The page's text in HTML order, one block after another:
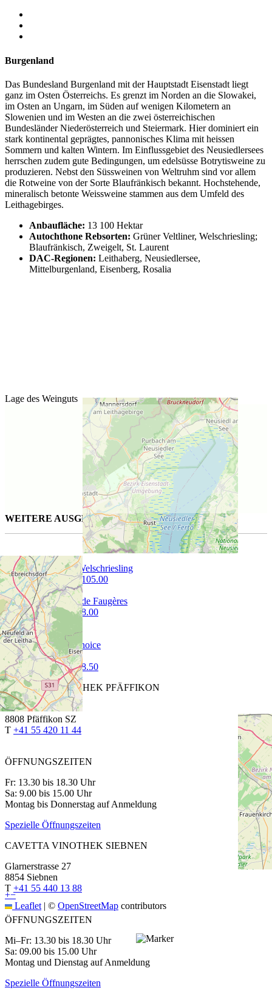
Burgenland
Das Bundesland Burgenland mit der Hauptstadt Eisenstadt liegt
ganz im Osten Österreichs. Es grenzt im Norden an die Slowakei,
im Osten an Ungarn, im Süden auf wenigen Kilometern an
Slowenien und im Westen an die zwei österreichischen
Bundesländer Niederösterreich und Steiermark. Hier dominiert ein
stark kontinental geprägtes, pannonisches Klima mit heissen
Sommern und kalten Wintern. Im Einflussgebiet des Neusiedlersees
herrschen zudem gute Bedingungen, um edelsüsse Botrytisweine zu
produzieren. Nebst den Süssweinen von Weltruhm sind vor allem
die Rotweine von der Sorte Blaufränkisch bekannt. Hochstehende,
mineralisch betonte Weissweine stammen aus dem Umfeld des
Leithagebirges.
Anbaufläche: 13 100 Hektar
Autochthone Rebsorten: Grüner Veltliner, Welschriesling;
Blaufränkisch, Zweigelt, St. Laurent
DAC-Regionen: Leithaberg, Neusiedlersee,
Mittelburgenland, Eisenberg, Rosalia
Lage des Weinguts
+−
Leaflet | © OpenStreetMap contributors
WEITERE AUSGESUCHTE WEINE FÜR SIE
Handwerk : Welschriesling
300 cl | CHF 105.00
Château Cap de Faugères
75 cl | CHF 18.00
Traminer
75 cl | CHF 48.50
CAVETTA VINOTHEK PFÄFFIKON
Churerstrasse 64
8808 Pfäffikon SZ
T +41 55 420 11 44
ÖFFNUNGSZEITEN
Fr: 13.30 bis 18.30 Uhr
Sa: 9.00 bis 15.00 Uhr
Montag bis Donnerstag auf Anmeldung
Spezielle Öffnungszeiten
CAVETTA VINOTHEK SIEBNEN
Glarnerstrasse 27
8854 Siebnen
T +41 55 440 13 88
ÖFFNUNGSZEITEN
Mi–Fr: 13.30 bis 18.30 Uhr
Sa: 09.00 bis 15.00 Uhr
Montag und Dienstag auf Anmeldung
Spezielle Öffnungszeiten